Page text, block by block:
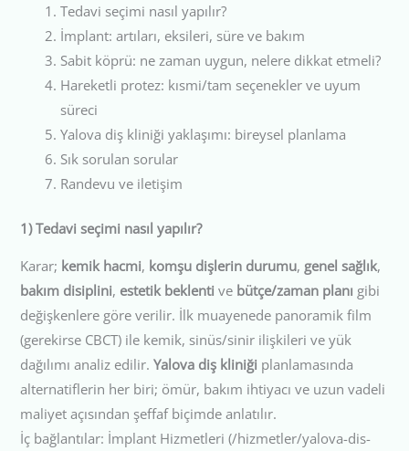
Tedavi seçimi nasıl yapılır?
İmplant: artıları, eksileri, süre ve bakım
Sabit köprü: ne zaman uygun, nelere dikkat etmeli?
Hareketli protez: kısmi/tam seçenekler ve uyum
süreci
Yalova diş kliniği yaklaşımı: bireysel planlama
Sık sorulan sorular
Randevu ve iletişim
1) Tedavi seçimi nasıl yapılır?
Karar; kemik hacmi, komşu dişlerin durumu, genel sağlık,
bakım disiplini, estetik beklenti ve bütçe/zaman planı gibi
değişkenlere göre verilir. İlk muayenede panoramik film
(gerekirse CBCT) ile kemik, sinüs/sinir ilişkileri ve yük
dağılımı analiz edilir.Yalova diş kliniği planlamasında
alternatiflerin her biri; ömür, bakım ihtiyacı ve uzun vadeli
maliyet açısından şeffaf biçimde anlatılır.
İç bağlantılar: İmplant Hizmetleri (/hizmetler/yalova-dis-